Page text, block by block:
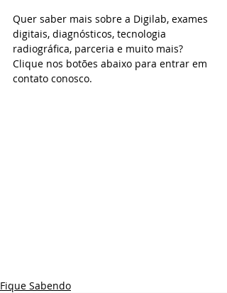
Quer saber mais sobre a Digilab, exames
digitais, diagnósticos, tecnologia
radiográfica, parceria e muito mais?
Clique nos botões abaixo para entrar em
contato conosco.
Fique Sabendo